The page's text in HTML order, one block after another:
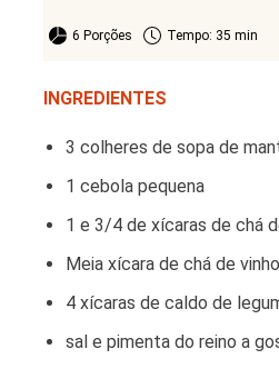
6 Porções Tempo: 35 min
INGREDIENTES
3 colheres de sopa de
1 cebola pequena
1 e 3/4 de xícaras de chá
Meia xícara de chá de
4 xícaras de caldo de
sal e pimenta do reino a